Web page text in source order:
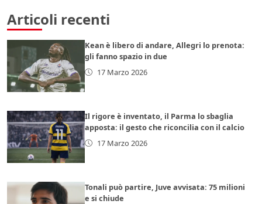
Articoli recenti
Kean è libero di andare, Allegri lo prenota:
gli fanno spazio in due
17 Marzo 2026
Il rigore è inventato, il Parma lo sbaglia
apposta: il gesto che riconcilia con il calcio
17 Marzo 2026
Tonali può partire, Juve avvisata: 75 milioni
e si chiude